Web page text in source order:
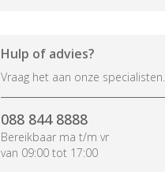
Hulp of advies?
Vraag het aan onze specialisten.
088 844 8888
Bereikbaar ma t/m vr
van 09:00 tot 17:00